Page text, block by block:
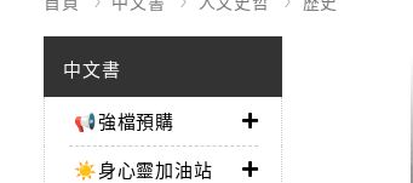
中文書
📢強檔預購
☀️身心靈加油站